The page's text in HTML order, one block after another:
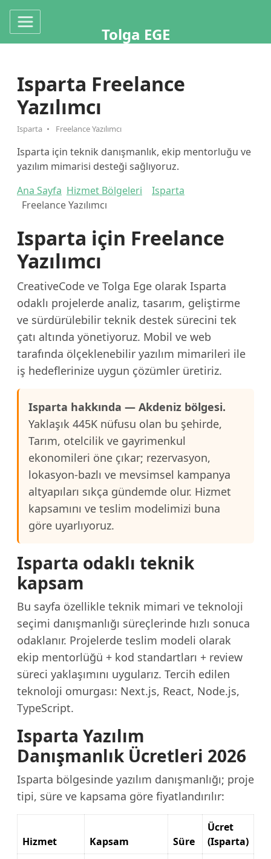
Tolga EGE
Isparta Freelance
Yazılımcı
Isparta Freelance Yazılımcı
Isparta için teknik danışmanlık, ekip mentorluğu ve
yazılım mimarisi desteği sağlıyoruz.
Ana Sayfa Hizmet Bölgeleri
Isparta
Freelance Yazılımcı
Isparta için Freelance
Yazılımcı
CreativeCode ve Tolga Ege olarak Isparta
odaklı projelerde analiz, tasarım, geliştirme
ve sürdürülebilir teknik destek sürecini tek
çatı altında yönetiyoruz. Mobil ve web
tarafında ölçeklenebilir yazılım mimarileri ile
iş hedeflerinize uygun çözümler üretiriz.
Isparta hakkında — Akdeniz bölgesi.
Yaklaşık 445K nüfusu olan bu şehirde,
Tarım, otelcilik ve gayrimenkul
ekonomileri öne çıkar; rezervasyon,
lokasyon-bazlı ve mevsimsel kampanya
altyapıları sıkça gündemde olur. Hizmet
kapsamını ve teslim modelimizi buna
göre uyarlıyoruz.
Isparta odaklı teknik
kapsam
Bu sayfa özellikle teknik mimari ve teknoloji
seçimi danışmanlığı süreçlerinde hızlı sonuca
odaklanır. Projelerde teslim modeli olarak
ekip mentorlüğü + kod standartları + review
süreci yaklaşımını uygularız. Tercih edilen
teknoloji omurgası: Next.js, React, Node.js,
TypeScript.
Isparta Yazılım
Danışmanlık Ücretleri 2026
Isparta bölgesinde yazılım danışmanlığı; proje
tipi, süre ve kapsama göre fiyatlandırılır:
Hizmet Kapsam Süre
Ücret
(Isparta)